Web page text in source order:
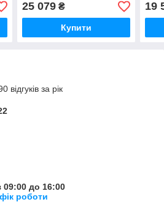
(7600811100)
25 079₴
Купити
19
відгуків за рік
09:00 до 16:00
роботи